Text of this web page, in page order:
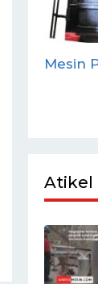
Mesin
Atikel